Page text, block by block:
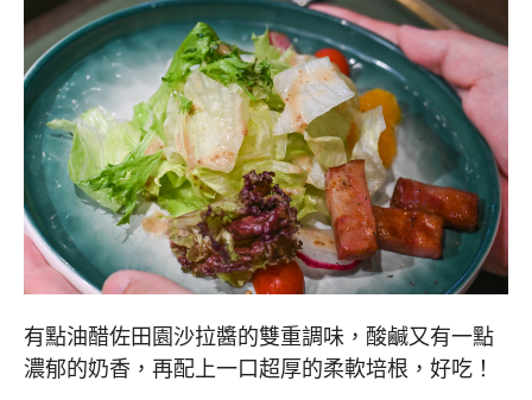
有點油醋佐田園沙拉醬的雙重調味，酸鹹又有一點
濃郁的奶香，再配上一口超厚的柔軟培根，好吃！